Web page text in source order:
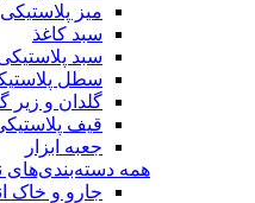
میز پلاستیکی
سبد کاغذ
سبد
سطل
گلدان و زیر
قیف
جعبه ابزار
همه دسته‌بندی‌های
جارو و خاک